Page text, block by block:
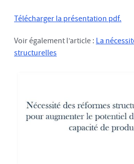
Télécharger la présentation pdf.
Voir également l’article :La
structurelles